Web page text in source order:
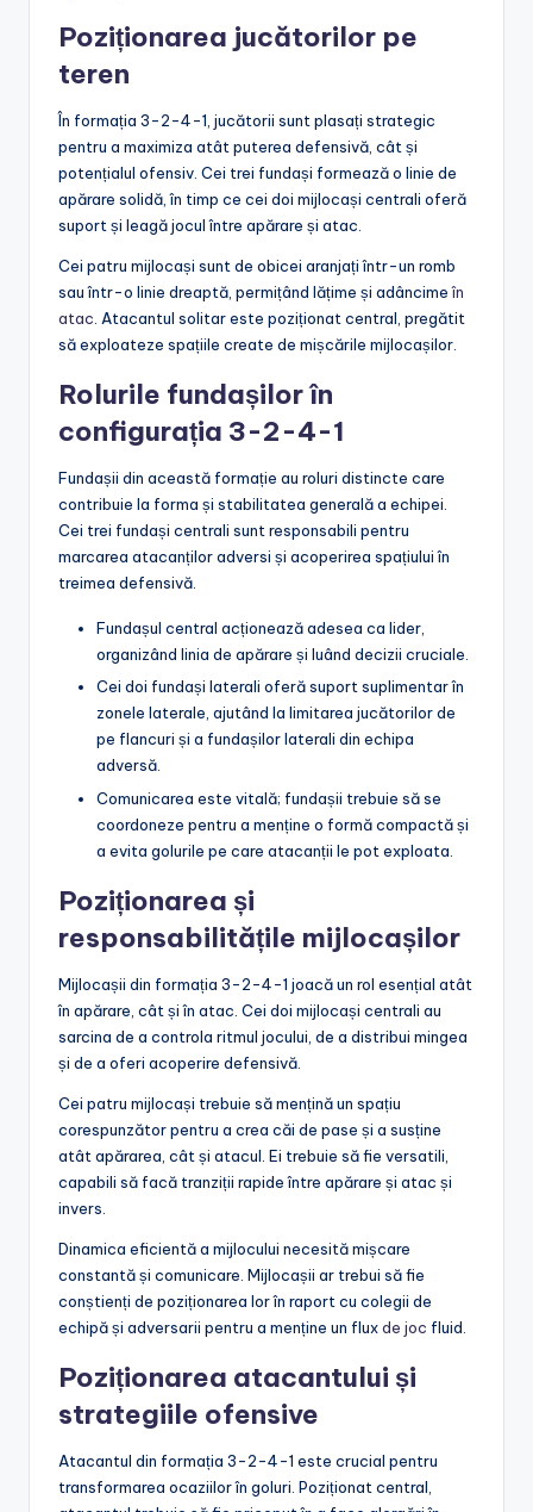
Poziționarea jucătorilor pe
teren
În formația 3-2-4-1, jucătorii sunt plasați strategic
pentru a maximiza atât puterea defensivă, cât și
potențialul ofensiv. Cei trei fundași formează o linie de
apărare solidă, în timp ce cei doi mijlocași centrali oferă
suport și leagă jocul între apărare și atac.
Cei patru mijlocași sunt de obicei aranjați într-un romb
sau într-o linie dreaptă, permițând lățime și adâncimeîn
atac. Atacantul solitar este poziționat central, pregătit
să exploateze spațiile create de mișcările mijlocașilor.
Rolurile fundașilor în
configurația 3-2-4-1
Fundașii din această formație au roluri distincte care
contribuie la forma și stabilitatea generală a echipei.
Cei trei fundași centrali sunt responsabili pentru
marcarea atacanților adversi și acoperirea spațiului în
treimea defensivă.
Fundașul central acționează adesea ca lider,
organizând linia de apărare și luând decizii cruciale.
Cei doi fundași laterali oferă suport suplimentar în
zonele laterale, ajutând la limitarea jucătorilor de
pe flancuri și a fundașilor laterali din echipa
adversă.
Comunicarea este vitală; fundașii trebuie să se
coordoneze pentru a menține o formă compactă și
a evita golurile pe care atacanții le pot exploata.
Poziționarea și
responsabilitățile mijlocașilor
Mijlocașii din formația 3-2-4-1 joacă un rol esențial atât
în apărare, cât și în atac. Cei doi mijlocași centrali au
sarcina de a controla ritmul jocului, de a distribui mingea
și de a oferi acoperire defensivă.
Cei patru mijlocași trebuie să mențină un spațiu
corespunzător pentru a crea căi de pase și a susține
atât apărarea, cât și atacul. Ei trebuie să fie versatili,
capabili să facă tranziții rapide între apărare și atac și
invers.
Dinamica eficientă a mijlocului necesită mișcare
constantă și comunicare. Mijlocașii ar trebui să fie
conștienți de poziționarea lor în raport cu colegii de
echipă și adversarii pentru a menține un fluxde joc fluid.
Poziționarea atacantului și
strategiile ofensive
Atacantul din formația 3-2-4-1 este crucial pentru
transformarea ocaziilor în goluri. Poziționat central,